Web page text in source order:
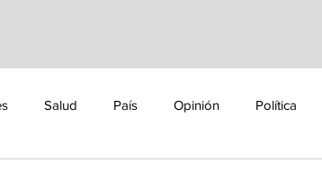
Salud País Opinión Política